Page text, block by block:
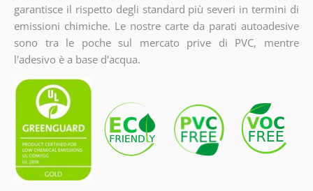
garantisce il rispetto degli standard più severi in termini di
emissioni chimiche. Le nostre carte da parati autoadesive
sono tra le poche sul mercato prive di PVC, mentre
l'adesivo è a base d'acqua.